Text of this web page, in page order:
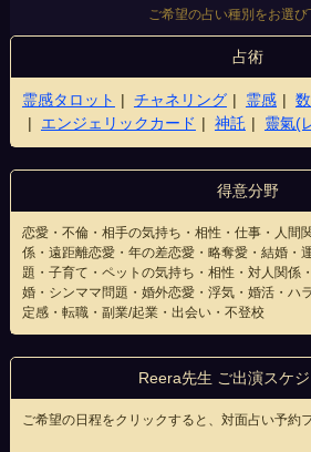
ご希望の占い種別をお選び
占術
霊感タロット チャネリング 霊感
エンジェリックカード
神託 靈氣(
得意分野
恋愛・不倫・相手の気持ち・相性・仕事・人間
係・遠距離恋愛・年の差恋愛・略奪愛・結婚・
題・子育て・ペットの気持ち・相性・対人関係
婚・シンママ問題・婚外恋愛・浮気・婚活・ハ
定感・転職・副業/起業・出会い・不登校
Reera先生 ご出演スケ
ご希望の日程をクリックすると、対面占い予約